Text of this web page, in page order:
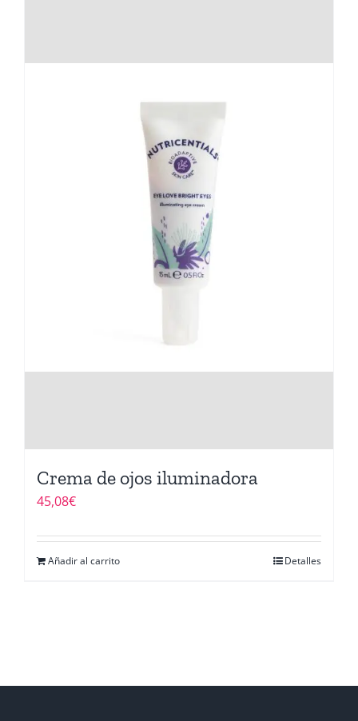
Crema de ojos iluminadora
45,08€
Añadir al carrito Detalles